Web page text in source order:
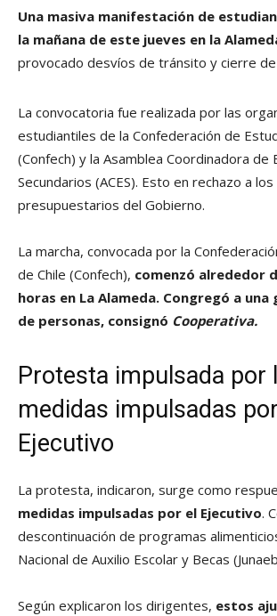
Una masiva manifestación de
la mañana de este jueves en la
provocado desvíos de tránsito y cierre
La convocatoria fue realizada por las
estudiantiles de la Confederación de
(Confech) y la Asamblea Coordinadora de
Secundarios (ACES). Esto en rechazo a
presupuestarios del Gobierno.
La marcha, convocada por la
de Chile (Confech), comenzó alrededor
horas en La Alameda. Congregó a
de personas, consignó Cooperativa.
Protesta impulsada por
medidas impulsadas
Ejecutivo
La protesta, indicaron, surge como
medidas impulsadas por el Ejecutivo.
descontinuación de programas
Nacional de Auxilio Escolar y Becas
Según explicaron los dirigentes, estos